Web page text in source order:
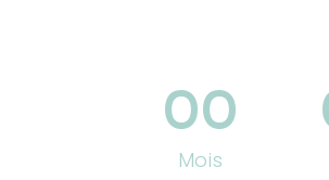
00
Mois